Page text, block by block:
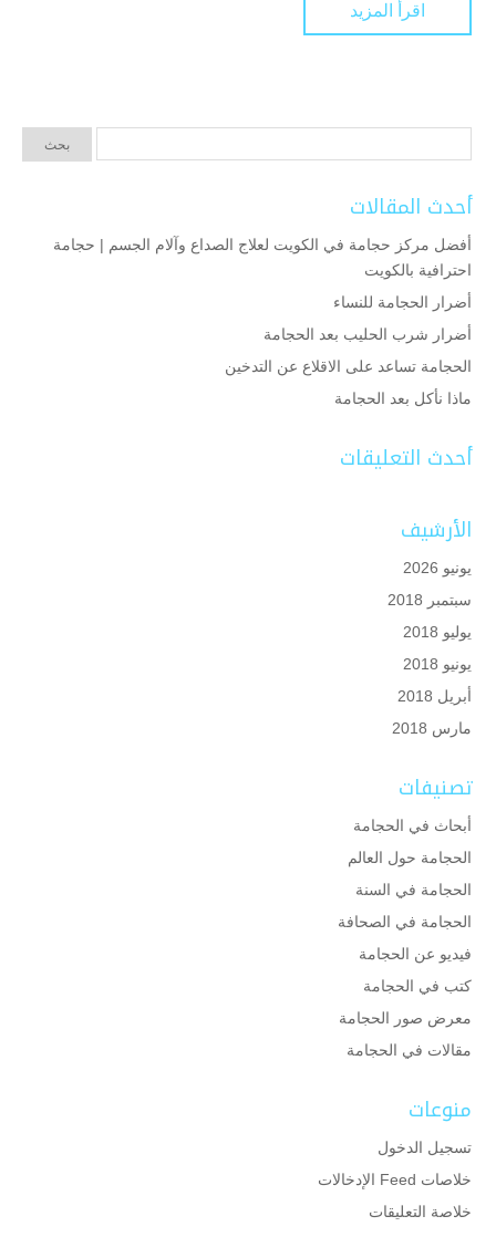
اقرأ المزيد
أحدث المقالات
أفضل مركز حجامة في الكويت لعلاج الصداع وآلام الجسم | حجامة
احترافية بالكويت
أضرار الحجامة للنساء
أضرار شرب الحليب بعد الحجامة
الحجامة تساعد على الاقلاع عن التدخين
ماذا نأكل بعد الحجامة
أحدث التعليقات
الأرشيف
يونيو 2026
سبتمبر 2018
يوليو 2018
يونيو 2018
أبريل 2018
مارس 2018
تصنيفات
أبحاث في الحجامة
الحجامة حول العالم
الحجامة في السنة
الحجامة في الصحافة
فيديو عن الحجامة
كتب في الحجامة
معرض صور الحجامة
مقالات في الحجامة
منوعات
تسجيل الدخول
خلاصات Feed الإدخالات
خلاصة التعليقات